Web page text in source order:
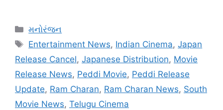
Categories
મનોરંજન
Tags
Entertainment News, Indian Cinema,Japan
Release Cancel, Japanese Distribution, Movie
Release News, Peddi Movie, Peddi Release
Update, Ram Charan, Ram Charan News, South
Movie News, Telugu Cinema